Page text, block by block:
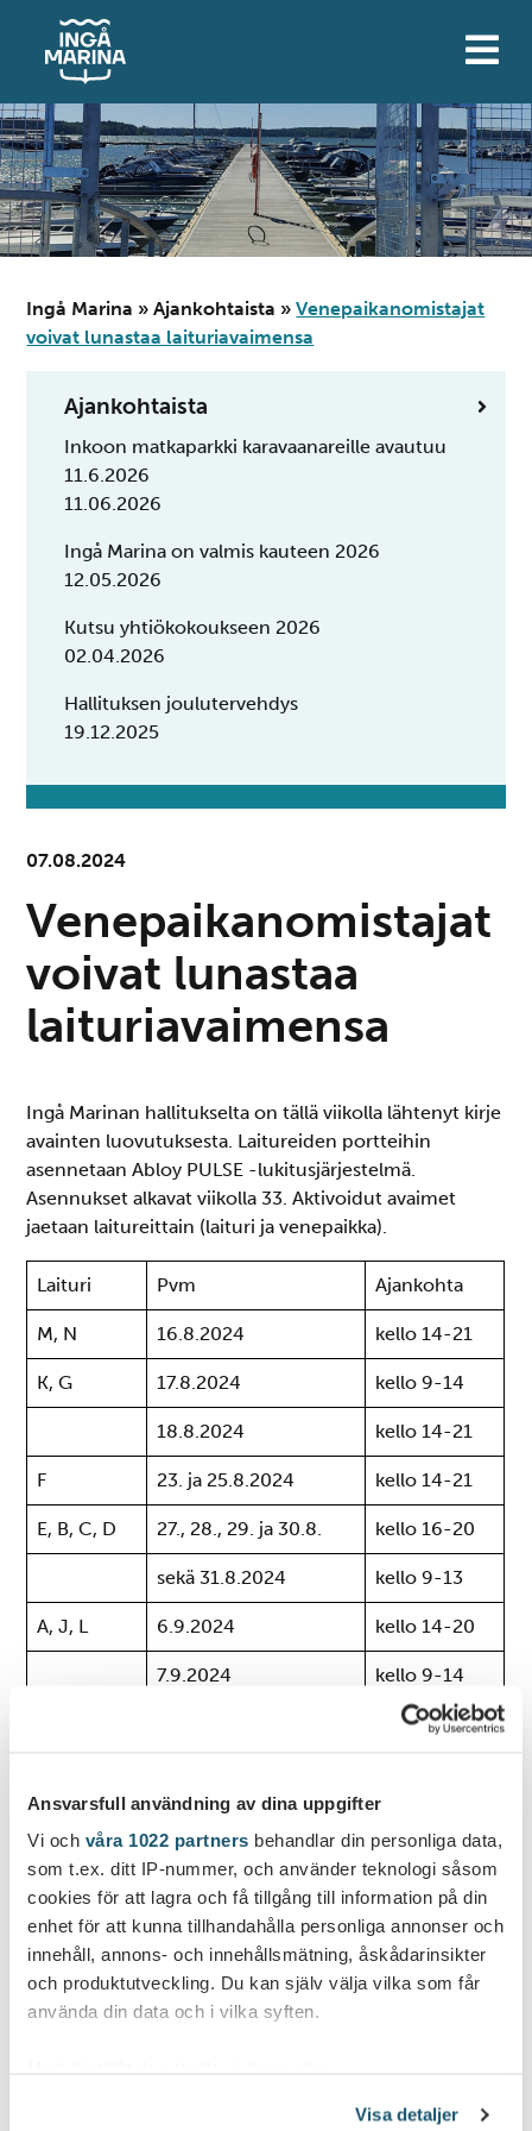
Ansvarsfull användning av dina uppgifter
Vi och våra 1022 partners behandlar din personliga data,
som t.ex. ditt IP-nummer, och använder teknologi såsom
cookies för att lagra och få tillgång till information på din
enhet för att kunna tillhandahålla personliga annonser och
innehåll, annons- och innehållsmätning, åskådarinsikter
och produktutveckling. Du kan själv välja vilka som får
använda din data och i vilka syften.
Visa detaljer
sisältöön
Ingå Marina »Ajankohtaista »Venepaikanomistajat
voivat lunastaa laituriavaimensa
Ajankohtaista
Inkoon matkaparkki karavaanareille avautuu
11.6.2026
11.06.2026
Ingå Marina on valmis kauteen 2026
12.05.2026
Kutsu yhtiökokoukseen 2026
02.04.2026
Hallituksen joulutervehdys
19.12.2025
07.08.2024
Venepaikanomistajat
voivat lunastaa
laituriavaimensa
Ingå Marinan hallitukselta on tällä viikolla lähtenyt kirje
avainten luovutuksesta. Laitureiden portteihin
asennetaan Abloy PULSE -lukitusjärjestelmä.
Asennukset alkavat viikolla 33. Aktivoidut avaimet
jaetaan laitureittain (laituri ja venepaikka).
Laituri Pvm Ajankohta
M, N 16.8.2024 kello 14-21
K, G 17.8.2024 kello 9-14
18.8.2024 kello 14-21
F 23. ja 25.8.2024 kello 14-21
E, B, C, D 27., 28., 29. ja 30.8. kello 16-20
sekä 31.8.2024 kello 9-13
A, J, L 6.9.2024 kello 14-20
7.9.2024 kello 9-14
kello 14-20